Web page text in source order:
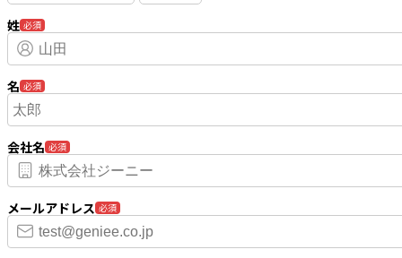
姓 必須
名 必須
会社名 必須
メールアドレス 必須